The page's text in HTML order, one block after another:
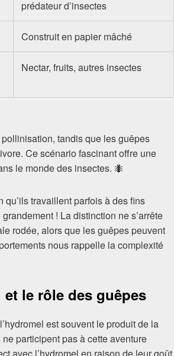
prédateur d’insectes
Construit en papier mâché
Nectar, fruits, autres insectes
tandis que les guêpes
Ce scénario fascinant offre une
le monde des insectes. 🐜
qu’ils travaillent parfois à des fins
! La distinction ne s’arrête
rodée, alors que les guêpes peuvent
nous rappelle la complexité
le rôle des guêpes
est souvent le produit de la
participent pas à cette aventure
avec l’hydromel en raison de leur goût